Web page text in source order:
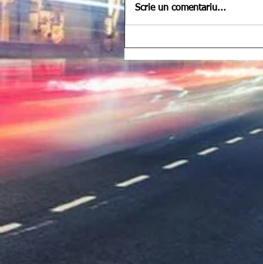
Scrie un comentariu...